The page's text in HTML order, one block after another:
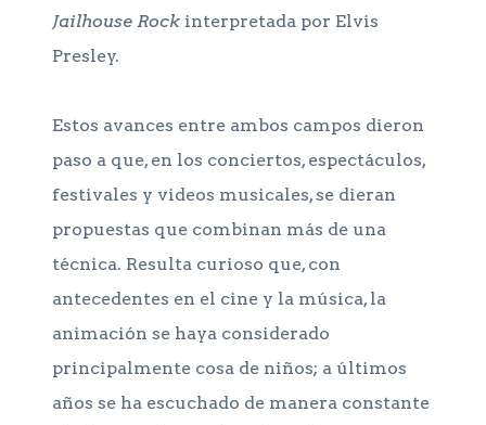
Jailhouse Rock interpretada por Elvis
Presley.
Estos avances entre ambos campos dieron
paso a que, en los conciertos, espectáculos,
festivales y videos musicales, se dieran
propuestas que combinan más de una
técnica. Resulta curioso que, con
antecedentes en el cine y la música, la
animación se haya considerado
principalmente cosa de niños; a últimos
años se ha escuchado de manera constante